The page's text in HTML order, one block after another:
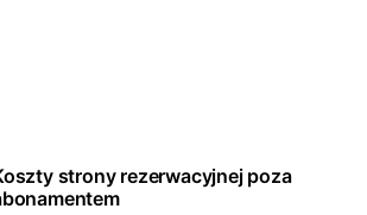
strony rezerwacyjnej poza